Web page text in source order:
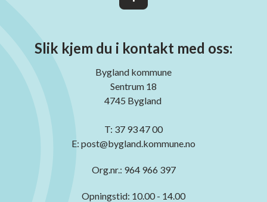
Slik kjem du i kontakt med oss:
Bygland kommune
Sentrum 18
4745 Bygland
T: 37 93 47 00
E: post@bygland.kommune.no
Org.nr.: 964 966 397
Opningstid: 10.00 - 14.00